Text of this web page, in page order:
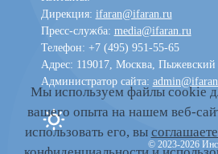
Дирекция: ifaran@ifaran.ru
Пресс-служба: media@ifaran.ru
Телефон: +7 (495) 951-55-65
Адрес: 119017, Москва, Пыжевский
Администратор сайта:
Toggle dark mode
© 2023-2026
Мы используем файлы cookie
вашего опыта на нашем веб-
использовать его, вы